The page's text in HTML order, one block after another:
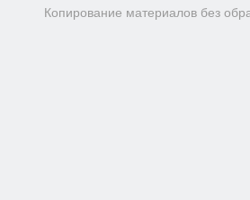
Копирование материалов без